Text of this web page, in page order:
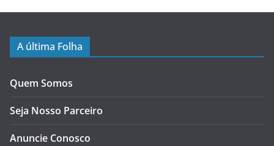
A última Folha
Quem Somos
Seja Nosso Parceiro
Anuncie Conosco